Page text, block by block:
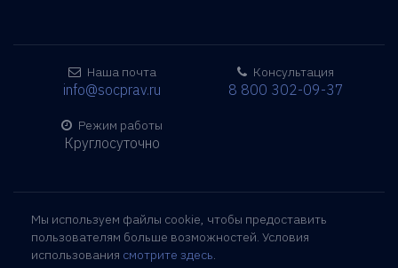
Наша почта
info@socprav.ru
Режим работы
Круглосуточно
Консультация
8 800 302-09-37
Мы используем файлы cookie, чтобы предоставить
пользователям больше возможностей. Условия
использования смотрите здесь.